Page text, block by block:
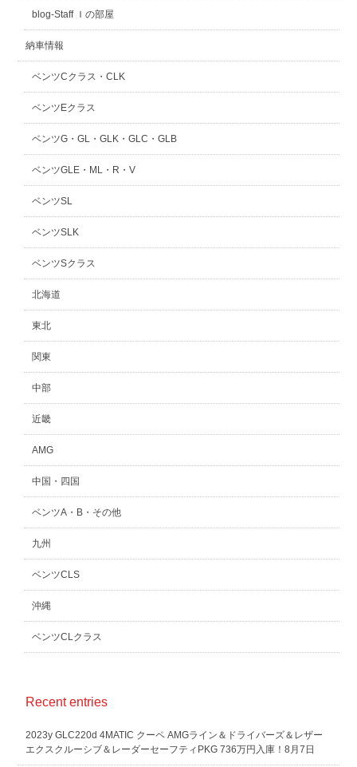
blog-Staff Ｉの部屋
納車情報
ベンツCクラス・CLK
ベンツEクラス
ベンツG・GL・GLK・GLC・GLB
ベンツGLE・ML・R・V
ベンツSL
ベンツSLK
ベンツSクラス
北海道
東北
関東
中部
近畿
AMG
中国・四国
ベンツA・B・その他
九州
ベンツCLS
沖縄
ベンツCLクラス
Recent entries
2023y GLC220d 4MATIC クーペ AMGライン＆ドライバーズ＆レザー
エクスクルーシブ＆レーダーセーフティPKG 736万円入庫！8月7日